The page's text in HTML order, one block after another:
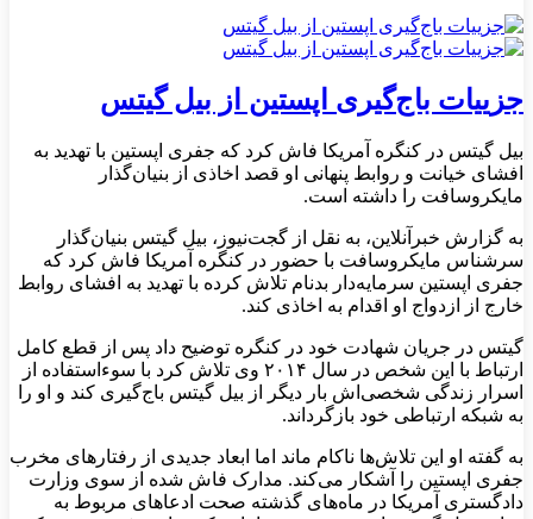
جزییات باج‌گیری اپستین از بیل گیتس
بیل گیتس در کنگره آمریکا فاش کرد که جفری اپستین با تهدید به
افشای خیانت و روابط پنهانی او قصد اخاذی از بنیان‌گذار
مایکروسافت را داشته است.
به گزارش خبرآنلاین، به نقل از گجت‌نیوز، بیل گیتس بنیان‌گذار
سرشناس مایکروسافت با حضور در کنگره آمریکا فاش کرد که
جفری اپستین سرمایه‌دار بدنام تلاش کرده با تهدید به افشای روابط
خارج از ازدواج او اقدام به اخاذی کند.
گیتس در جریان شهادت خود در کنگره توضیح داد پس از قطع کامل
ارتباط با این شخص در سال ۲۰۱۴ وی تلاش کرد با سوءاستفاده از
اسرار زندگی شخصی‌اش بار دیگر از بیل گیتس باج‌گیری کند و او را
به شبکه ارتباطی خود بازگرداند.
به گفته او این تلاش‌ها ناکام ماند اما ابعاد جدیدی از رفتارهای مخرب
جفری اپستین را آشکار می‌کند. مدارک فاش شده از سوی وزارت
دادگستری آمریکا در ماه‌های گذشته صحت ادعاهای مربوط به